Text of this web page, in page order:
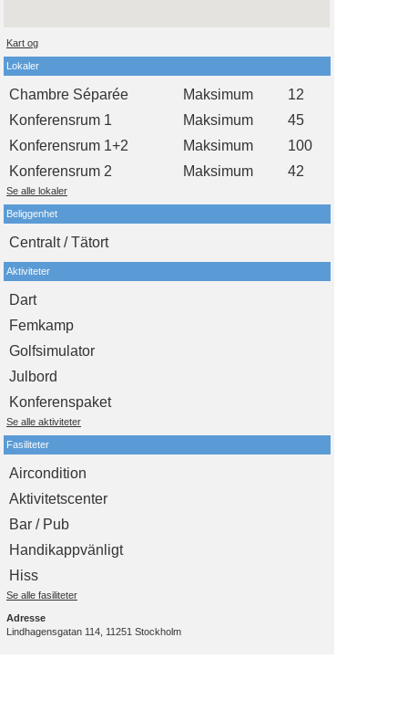
Kart og
Lokaler
Chambre Séparée Maksimum
12
Konferensrum 1
Maksimum
45
Konferensrum 1+2
Maksimum
100
Konferensrum 2
Maksimum 42
Se alle lokaler
Beliggenhet
Centralt / Tätort
Aktiviteter
Dart
Femkamp
Golfsimulator
Julbord
Konferenspaket
Se alle aktiviteter
Fasiliteter
Aircondition
Aktivitetscenter
Bar / Pub
Handikappvänligt
Hiss
Se alle fasiliteter
Adresse
Lindhagensgatan 114, 11251 Stockholm